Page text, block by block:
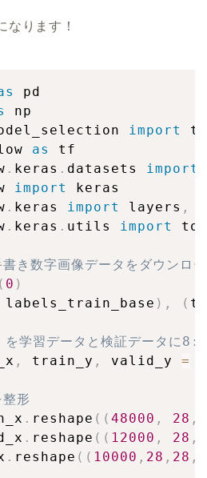
なります！
import
as
. keras . datasets
import
import
. keras import layers ,
. keras . utils import
き数字画像データをダウンロ
( 0 )
labels_train_base ) , (
データと検証データに8:2
, train_y , valid_y =
形
. reshape ( ( 48000 , 28 ,
. reshape ( ( 12000 , 28 ,
. reshape ( ( 10000 , 28 , 28 ,